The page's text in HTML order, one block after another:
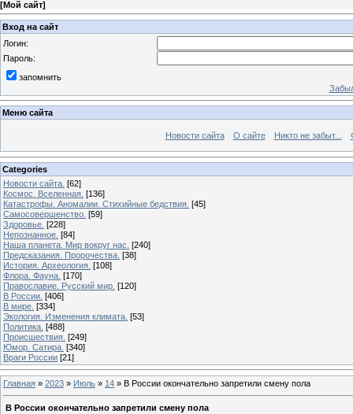
[Мой сайт]
Вход на сайт
Логин:
Пароль:
запомнить
Меню сайта
Новости сайта О сайте Никто не забыт...
Categories
Новости сайта. [62]
Космос. Вселенная. [136]
Катастрофы. Аномалии. Стихийные бедствия. [45]
Самосовершенство. [59]
Здоровье. [228]
Непознанное. [84]
Наша планета. Мир вокруг нас. [240]
Предсказания. Пророчества. [38]
История. Археология. [108]
Флора. Фауна. [170]
Православие. Русский мир. [120]
В России. [406]
В мире. [334]
Экология. Изменения климата. [53]
Политика. [488]
Происшествия. [249]
Юмор. Сатира. [340]
Враги России [21]
Главная » 2023 » Июль » 14 » В России окончательно запретили смену пола
В России окончательно запретили смену пола